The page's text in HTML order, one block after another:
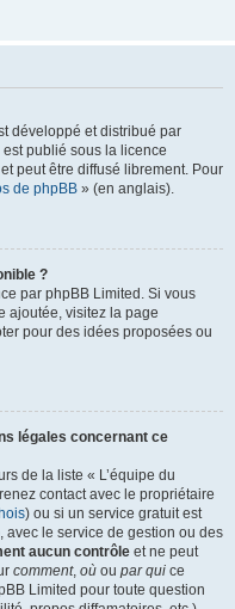
développé et distribué par
est publié sous la licence
peut être diffusé librement. Pour
de phpBB » (en anglais).
?
par phpBB Limited. Si vous
ajoutée, visitez la page
pour des idées proposées ou
légales concernant ce
de la liste « L’équipe du
contact avec le propriétaire
) ou si un service gratuit est
avec le service de gestion ou des
aucun contrôle et ne peut
comment, où ou par qui ce
Limited pour toute question